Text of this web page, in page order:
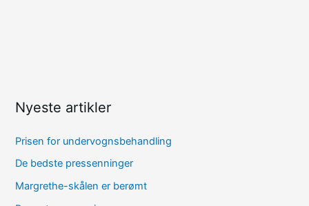
Nyeste artikler
Prisen for undervognsbehandling
De bedste pressenninger
Margrethe-skålen er berømt